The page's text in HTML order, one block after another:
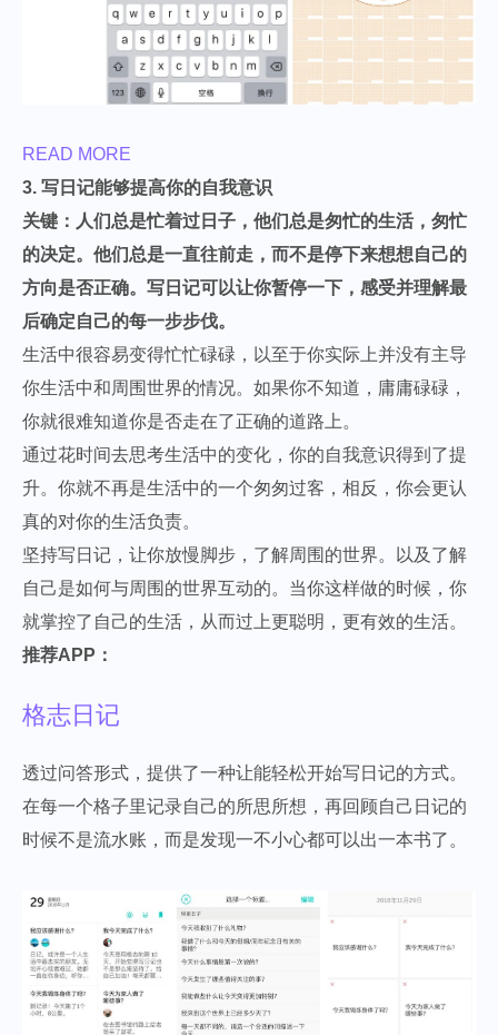
READ MORE
3. 写日记能够提高你的自我意识
关键：人们总是忙着过日子，他们总是匆忙的生活，匆忙
的决定。他们总是一直往前走，而不是停下来想想自己的
方向是否正确。写日记可以让你暂停一下，感受并理解最
后确定自己的每一步步伐。
生活中很容易变得忙忙碌碌，以至于你实际上并没有主导
你生活中和周围世界的情况。如果你不知道，庸庸碌碌，
你就很难知道你是否走在了正确的道路上。
通过花时间去思考生活中的变化，你的自我意识得到了提
升。你就不再是生活中的一个匆匆过客，相反，你会更认
真的对你的生活负责。
坚持写日记，让你放慢脚步，了解周围的世界。以及了解
自己是如何与周围的世界互动的。当你这样做的时候，你
就掌控了自己的生活，从而过上更聪明，更有效的生活。
推荐APP：
格志日记
透过问答形式，提供了一种让能轻松开始写日记的方式。
在每一个格子里记录自己的所思所想，再回顾自己日记的
时候不是流水账，而是发现一不小心都可以出一本书了。